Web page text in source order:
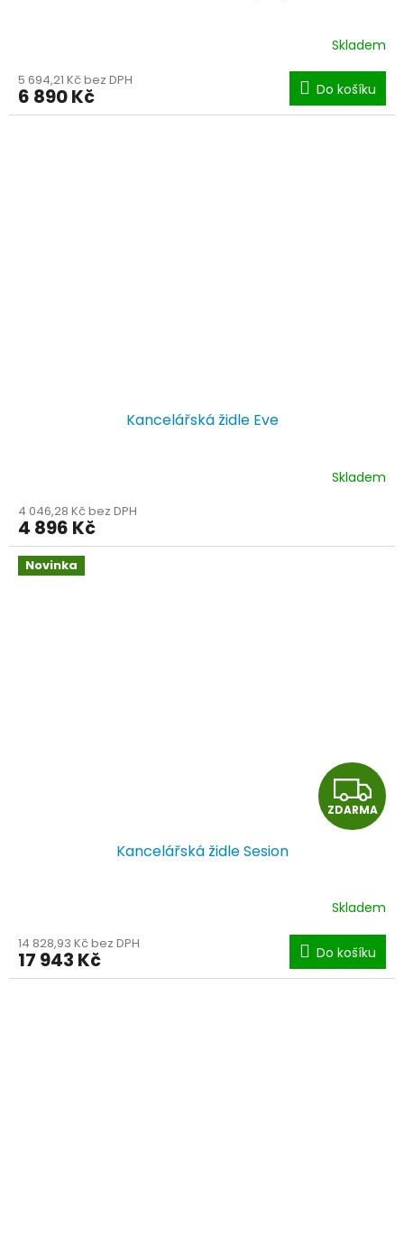
R
M
A
Skladem
5 694,21 Kč bez DPH
6 890 Kč Do košíku
Kancelářská židle Eve
Skladem
4 046,28 Kč bez DPH
4 896 Kč
Novinka
Z
D
R
M
A
ZDARMA
Kancelářská židle Sesion
Skladem
14 828,93 Kč bez DPH
17 943 Kč Do košíku